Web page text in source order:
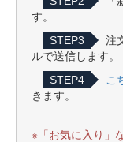
す。
STEP3
注
ルで送信します。
STEP4
こ
きます。
※「お気に入り」